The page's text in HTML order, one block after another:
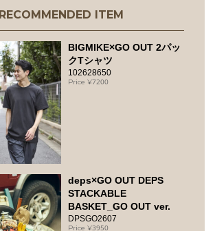
RECOMMENDED ITEM
BIGMIKE×GO OUT 2パッ
クTシャツ
102628650
7200
deps×GO OUT DEPS
STACKABLE
BASKET_GO OUT ver.
DPSGO2607
3950